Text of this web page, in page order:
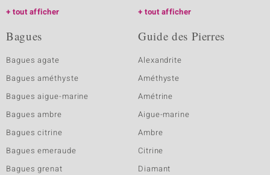
tout afficher
tout afficher
Bagues
Bagues agate
Bagues améthyste
Bagues aigue-marine
Bagues ambre
Bagues citrine
Bagues emeraude
Bagues grenat
Guide des Pierres
Alexandrite
Améthyste
Amétrine
Aigue-marine
Ambre
Citrine
Diamant